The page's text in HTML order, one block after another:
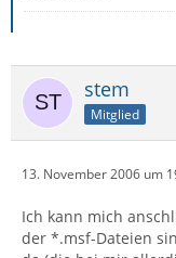
stem
Mitglied
13. November 2006 um
Ich kann mich
der *.msf-Dateien